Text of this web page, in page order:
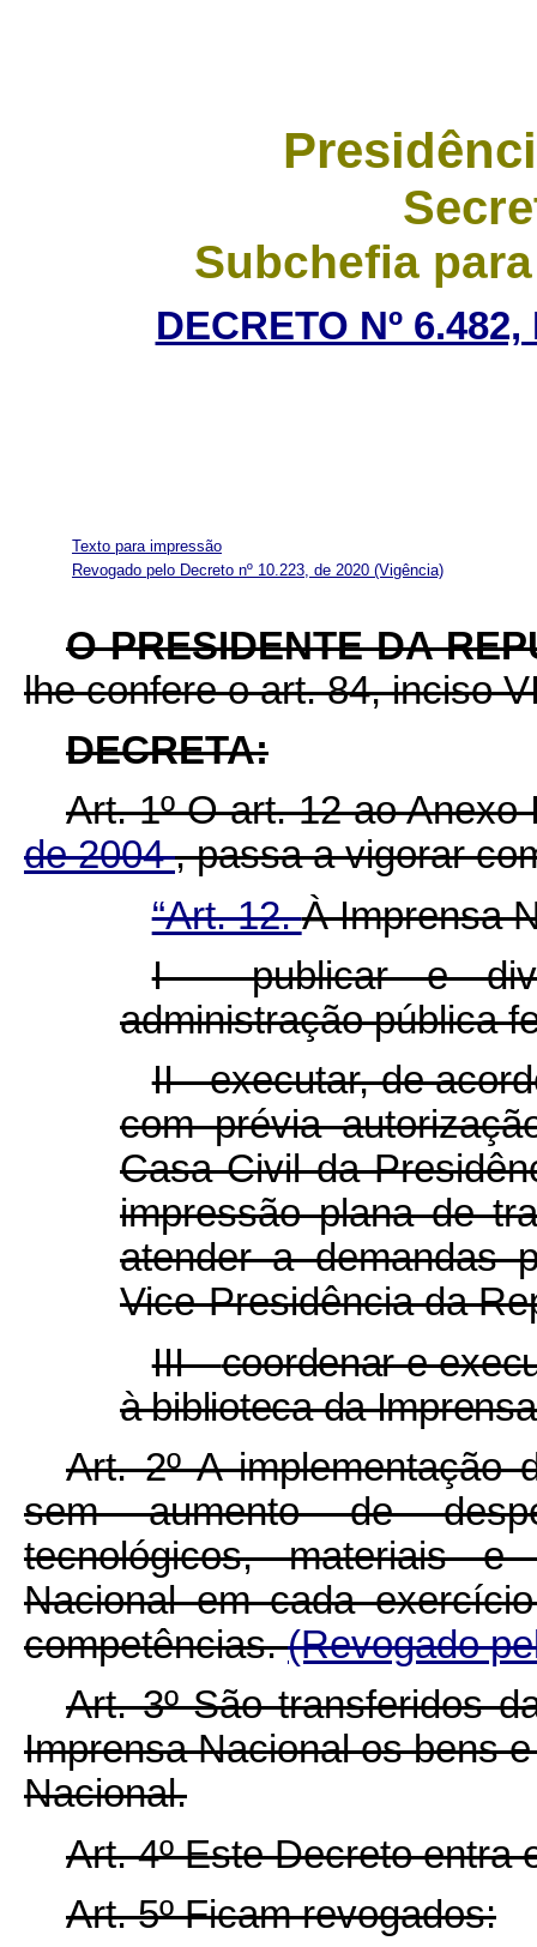
Subchefia
DECRETO Nº
Texto para impressão
Revogado pelo Decreto nº 10.223, de 2020 (Vigência)
O PRESIDENTE DA
lhe confere o art. 84, inciso
DECRETA:
Art. 1º O art. 12 ao
de 2004, passa a vigorar
“Art. 12.À Imprensa
I - publicar e
administração pública
II - executar, de
com prévia
Casa Civil da
impressão plana de
atender a demandas
Vice-Presidência da
III -coordenar e
à biblioteca da
Art. 2ºA implementação
sem aumento de
tecnológicos, materiais
Nacional em cada
competências.(Revogado
Art. 3º São transferidos
Imprensa Nacional os bens
Nacional.
Art. 4º Este Decreto entra
Art. 5º Ficam revogados: